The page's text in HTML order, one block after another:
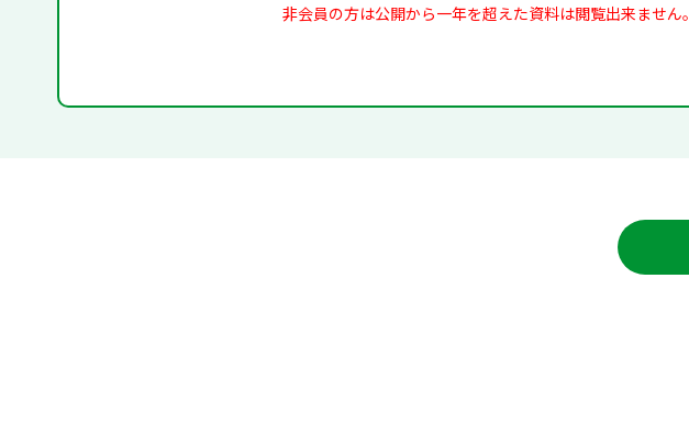
非会員の方は公開から一年を超えた資料は閲覧出来ません。